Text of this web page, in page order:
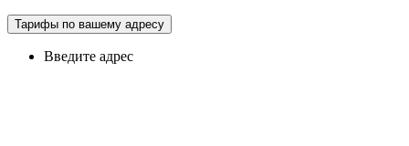
Тарифы по вашему адресу
Введите адрес